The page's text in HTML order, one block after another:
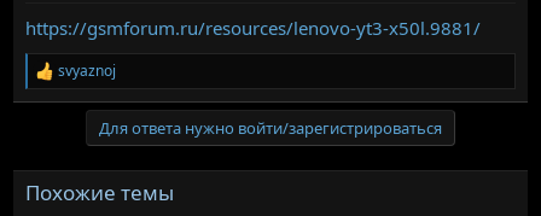
https://gsmforum.ru/resources/lenovo-yt3-x50l.9881/
Р
е
и
и
svyaznoj
Для ответа нужно войти/зарегистрироваться
Похожие темы